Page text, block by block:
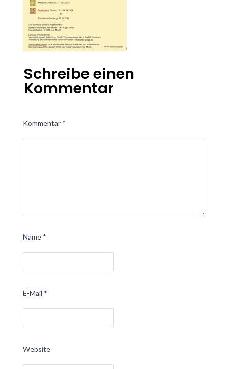
Schreibe einen
Kommentar
Kommentar *
Name *
E-Mail *
Website